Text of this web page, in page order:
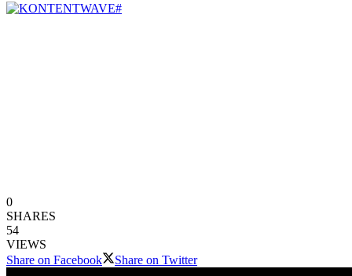
0
SHARES
54
VIEWS
Share on Facebook
Share on Twitter